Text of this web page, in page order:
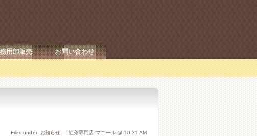
用卸販売 お問い合わせ
Filed under: お知らせ — 紅茶専門店 マユール @ 10:31 AM